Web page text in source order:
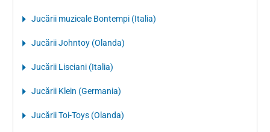
Jucării muzicale Bontempi (Italia)
Jucării Johntoy (Olanda)
Jucării Lisciani (Italia)
Jucării Klein (Germania)
Jucării Toi-Toys (Olanda)